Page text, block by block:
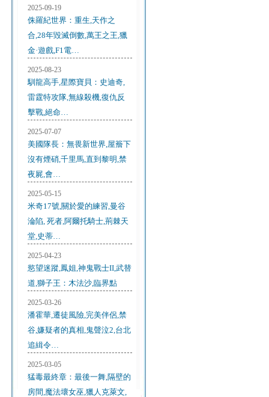
2025-09-19
侏羅紀世界：重生,天作之
合,28年毀滅倒數,萬王之王,獵
金·遊戲,F1電…
2025-08-23
馴龍高手,星際寶貝：史迪奇,
雷霆特攻隊,無線殺機,復仇反
擊戰,絕命…
2025-07-07
美國隊長：無畏新世界,屋簷下
沒有煙硝,千里馬,直到黎明,禁
夜屍,會…
2025-05-15
米奇17號,關於愛的練習,曼谷
淪陷, 死者,阿爾托騎士,荊棘天
堂,史蒂…
2025-04-23
慾望迷蹤,鳳姐,神鬼戰士II,武替
道,獅子王：木法沙,臨界點
2025-03-26
潘霍華,遷徒風險,完美伴侶,禁
谷,嫌疑者的真相,鬼聲泣2,台北
追緝令…
2025-03-05
猛毒最終章：最後一舞,隔壁的
房間,魔法壞女巫,獵人克萊文,